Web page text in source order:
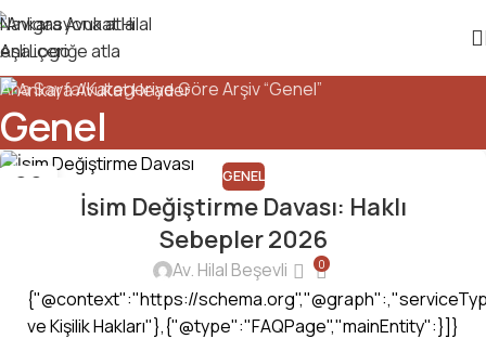
Navigasyona atla
Ana içeriğe atla
Ana Sayfa Kategoriye Göre Arşiv “Genel”
Genel
26 GENEL
İsim Değiştirme Davası: Haklı
Sebepler 2026
Av. Hilal Beşevli 0
{"@context":"https://
ve Kişilik Hakları"},{"@type":"FAQPage","mainEntity":}]}